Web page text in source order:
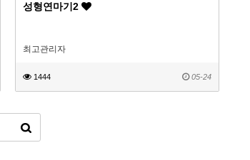
성형연마기2
최고관리자
1444 05-24